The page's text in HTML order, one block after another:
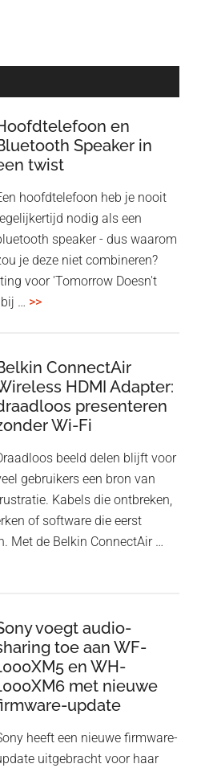
en
Speaker in
twist
hoofdtelefoon heb je nooit
nodig als een
speaker - dus waarom
je deze niet combineren?
voor 'Tomorrow Doesn't
… >>overHoofdtelefoon
Speaker
in
een
twist
ConnectAir
HDMI Adapter:
presenteren
Wi-Fi
beeld delen blijft voor
gebruikers een bron van
Kabels die ontbreken,
of software die eerst
Met de Belkin ConnectAir …
voegt audio-
toe aan WF-
en WH-
met nieuwe
update
heeft een nieuwe firmware-
uitgebracht voor haar